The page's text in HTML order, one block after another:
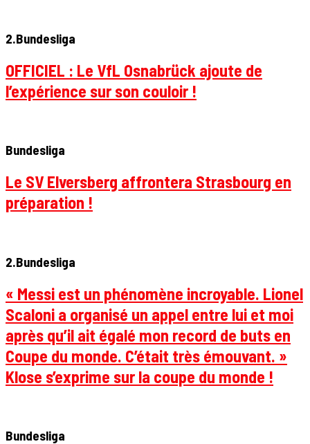
2.Bundesliga
OFFICIEL : Le VfL Osnabrück ajoute de
l’expérience sur son couloir !
Bundesliga
Le SV Elversberg affrontera Strasbourg en
préparation !
2.Bundesliga
« Messi est un phénomène incroyable. Lionel
Scaloni a organisé un appel entre lui et moi
après qu’il ait égalé mon record de buts en
Coupe du monde. C’était très émouvant. »
Klose s’exprime sur la coupe du monde !
Bundesliga